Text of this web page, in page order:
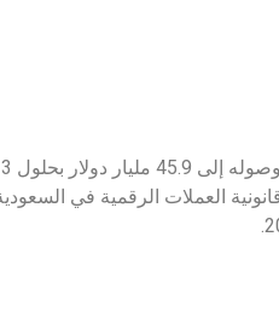
العملات الرقمية في